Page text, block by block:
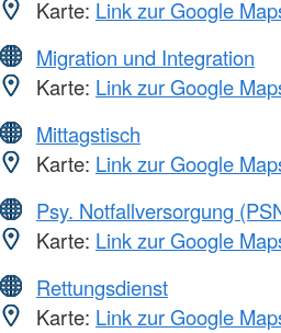
Karte: Link zur Google
Migration und Integration
Karte: Link zur Google
Mittagstisch
Karte: Link zur Google
Psy. Notfallversorgung
Karte: Link zur Google
Rettungsdienst
Karte: Link zur Google